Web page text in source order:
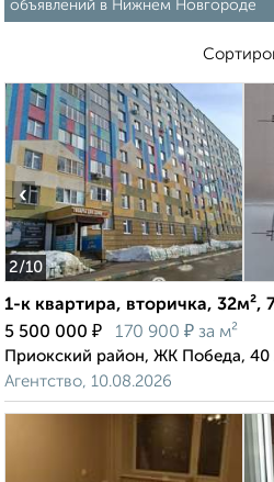
объявлений в Нижнем Новгороде
2/10
‹
1-к квартира, вторичка, 32м²,
5 500 000 ₽ 170 900 ₽ за м²
Приокский район, ЖК Победа, 40
Агентство, 10.08.2026